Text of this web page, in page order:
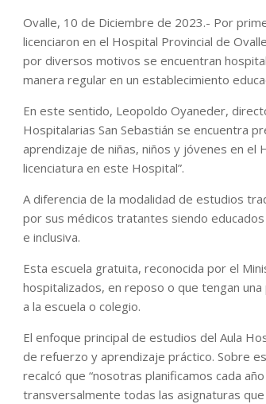
Ovalle, 10 de Diciembre de 2023.- Por
licenciaron en el Hospital Provincial de
por diversos motivos se encuentran
manera regular en un establecimiento
En este sentido, Leopoldo Oyaneder,
Hospitalarias San Sebastián se encuentra
aprendizaje de niñas, niños y jóvenes en el
licenciatura en este Hospital”.
A diferencia de la modalidad de estudios
por sus médicos tratantes siendo
e inclusiva.
Esta escuela gratuita, reconocida por el
hospitalizados, en reposo o que tengan
a la escuela o colegio.
El enfoque principal de estudios del Aula
de refuerzo y aprendizaje práctico. Sobre
recalcó que “nosotras planificamos cada
transversalmente todas las asignaturas